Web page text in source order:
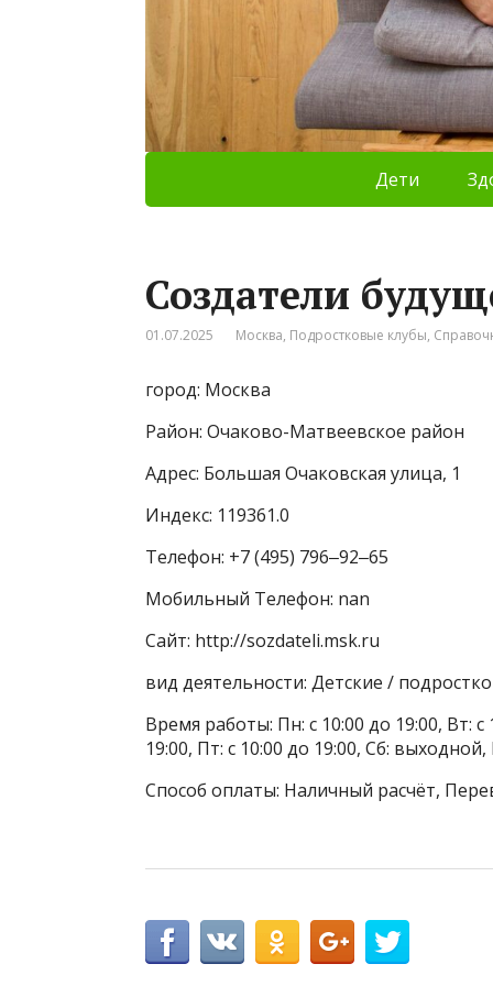
Дети
Создатели
01.07.2025 Москва, Подростковые клубы,
город: Москва
Район: Очаково-Матвеевское район
Адрес: Большая Очаковская улица, 1
Индекс: 119361.0
Телефон: +7 (495) 796‒92‒65
Мобильный Телефон: nan
Сайт: http://sozdateli.msk.ru
вид деятельности: Детские /
Время работы: Пн: с 10:00 до 19:00, Вт: с
19:00, Пт: с 10:00 до 19:00, Сб:
Способ оплаты: Наличный расчёт,